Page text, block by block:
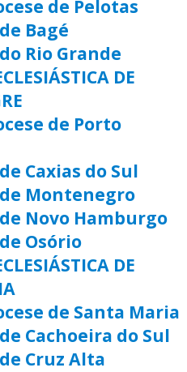
de Pelotas
Bagé
Rio Grande
DE
de Porto
Caxias do Sul
Montenegro
Novo Hamburgo
Osório
DE
de Santa Maria
Cachoeira do Sul
Cruz Alta